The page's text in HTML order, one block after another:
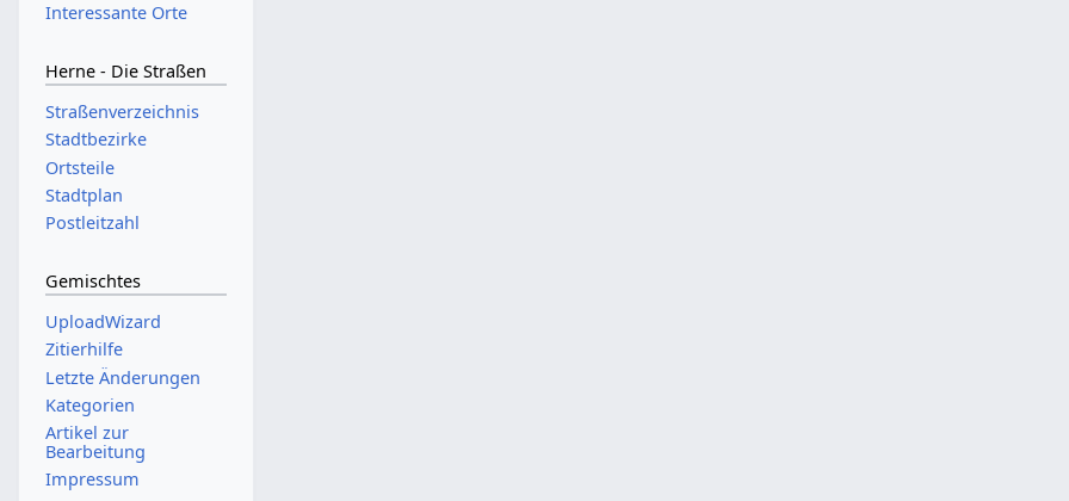
Interessante Orte
Herne - Die Straßen
Straßenverzeichnis
Stadtbezirke
Ortsteile
Stadtplan
Postleitzahl
Gemischtes
UploadWizard
Zitierhilfe
Letzte Änderungen
Kategorien
Artikel zur
Bearbeitung
Impressum